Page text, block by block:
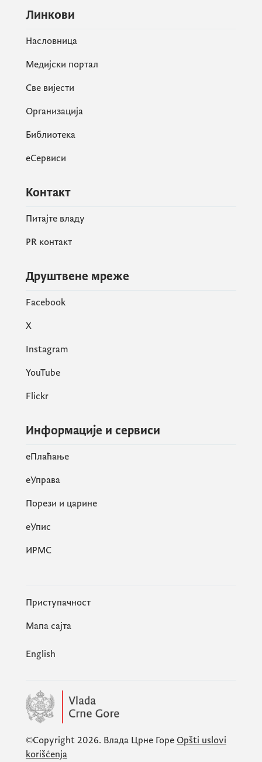
Линкови
Насловница
Медијски портал
Све вијести
Организација
Библиотека
еСервиси
Контакт
Питајте владу
PR контакт
Друштвене мреже
Facebook
X
Instagram
YouTube
Flickr
Информације и сервиси
eПлаћање
еУправа
Порези и царине
eУпис
ИРМС
Приступачност
Мапа сајта
English
©Copyright 2026. Влада Црне Горе Opšti uslovi
korišćenja